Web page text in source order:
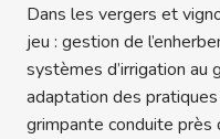
Dans les vergers et
jeu : gestion de
systèmes d’irrigation
adaptation des
grimpante conduite près